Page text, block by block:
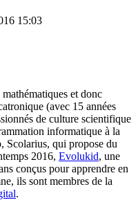
15:03
et donc
(avec 15 années
de culture scientifique
informatique à la
Scolarius, qui propose du
2016, Evolukid, une
conçus pour apprendre en
ils sont membres de la
.